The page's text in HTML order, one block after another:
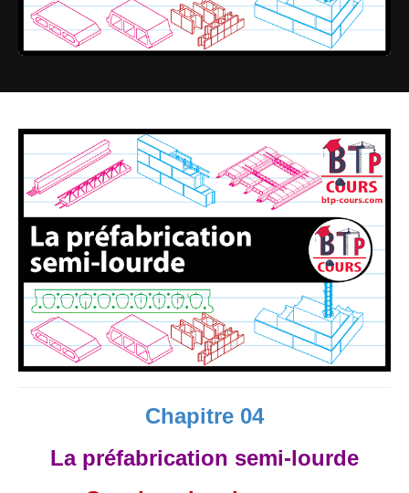
Chapitre 04
La préfabrication semi-lourde